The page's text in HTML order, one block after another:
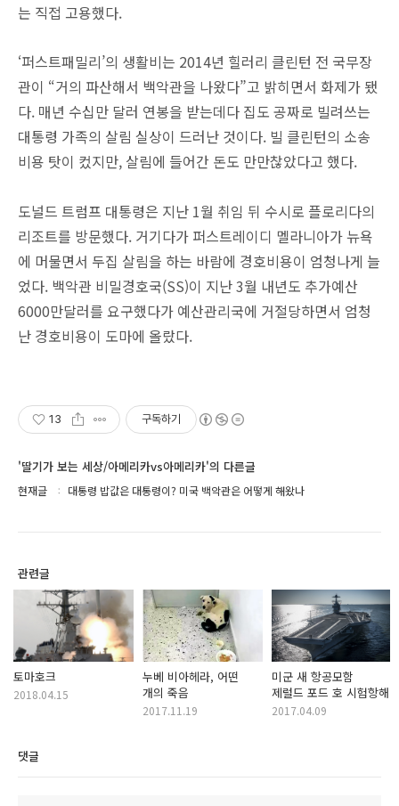
는 직접 고용했다.
‘퍼스트패밀리’의 생활비는 2014년 힐러리 클린턴 전 국무장
관이 “거의 파산해서 백악관을 나왔다”고 밝히면서 화제가 됐
다. 매년 수십만 달러 연봉을 받는데다 집도 공짜로 빌려쓰는
대통령 가족의 살림 실상이 드러난 것이다. 빌 클린턴의 소송
비용 탓이 컸지만, 살림에 들어간 돈도 만만찮았다고 했다.
도널드 트럼프 대통령은 지난 1월 취임 뒤 수시로 플로리다의
리조트를 방문했다. 거기다가 퍼스트레이디 멜라니아가 뉴욕
에 머물면서 두집 살림을 하는 바람에 경호비용이 엄청나게 늘
었다. 백악관 비밀경호국(SS)이 지난 3월 내년도 추가예산
6000만달러를 요구했다가 예산관리국에 거절당하면서 엄청
난 경호비용이 도마에 올랐다.
13 구독하기
'딸기가 보는 세상/아메리카vs아메리카'의 다른글
현재글 대통령 밥값은 대통령이? 미국 백악관은 어떻게 해왔나
관련글
토마호크
2018.04.15
누베 비아헤라, 어떤
개의 죽음
2017.11.19
미군 새 항공모함
제럴드 포드 호 시험항해
2017.04.09
댓글